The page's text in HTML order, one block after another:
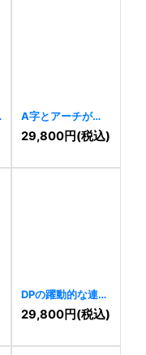
A字とアーチが織
りなす先進的ゲー
トロゴ [11268]
29,800円(税込)
DPの躍動的な連
結・成長ロゴ
11240 ]
29,800円(税込)